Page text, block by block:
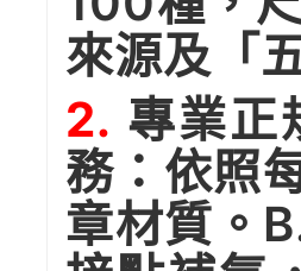
來源及「
2. 專業正
務：依照
章材質。